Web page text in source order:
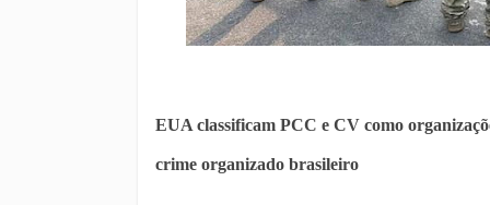
EUA classificam PCC e CV como
crime organizado brasileiro